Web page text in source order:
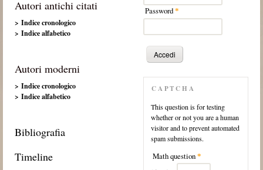
Autori antichi citati
> Indice cronologico
> Indice alfabetico
Autori moderni
> Indice cronologico
> Indice alfabetico
Bibliografia
Timeline
Password *
CAPTCHA
This question is for testing
whether or not you are a human
visitor and to prevent automated
spam submissions.
Math question *